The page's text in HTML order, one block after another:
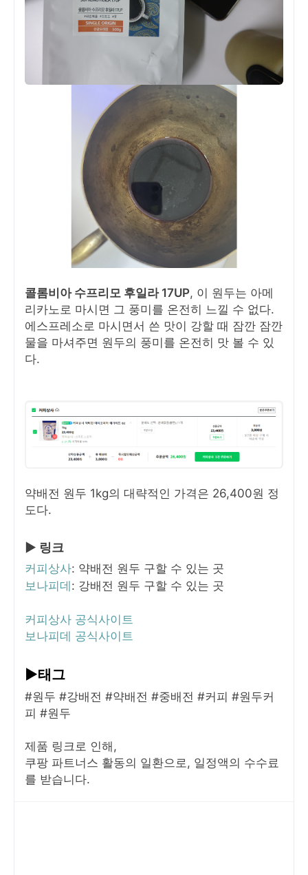
콜롬비아 수프리모 후일라 17UP, 이 원두는 아메
리카노로 마시면 그 풍미를 온전히 느낄 수 없다.
에스프레소로 마시면서 쓴 맛이 강할 때 잠깐 잠깐
물을 마셔주면 원두의 풍미를 온전히 맛 볼 수 있
다.
약배전 원두 1kg의 대략적인 가격은 26,400원 정
도다.
▶ 링크
커피상사: 약배전 원두 구할 수 있는 곳
보나피데: 강배전 원두 구할 수 있는 곳
커피상사 공식사이트
보나피데 공식사이트
▶태그
#원두 #강배전 #약배전 #중배전 #커피 #원두커
피 #원두
제품 링크로 인해,
쿠팡 파트너스 활동의 일환으로, 일정액의 수수료
를 받습니다.